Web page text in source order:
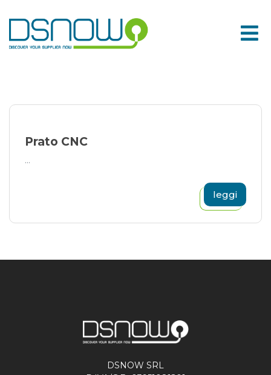
to
content
Prato CNC
...
leggi
DSNOW SRL